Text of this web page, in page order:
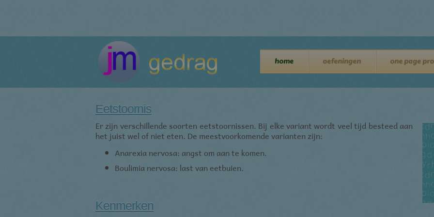
home oefeningen one page
Eetstoornis
Er zijn verschillende soorten eetstoornissen. Bij elke variant wordt veel tijd besteed aan
het juist wel of niet eten. De meestvoorkomende varianten zijn:
Anarexia nervosa: angst om aan te komen.
Boulimia nervosa: last van eetbuien.
Kenmerken